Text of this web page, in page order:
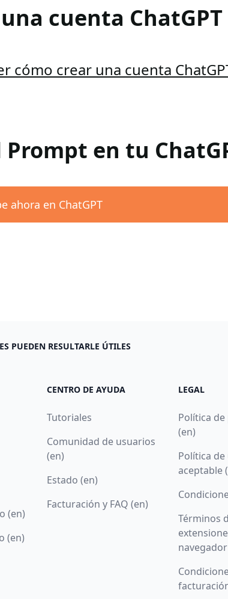
cuenta ChatGPT
cómo crear una cuenta
en tu
ahora en ChatGPT
PUEDEN RESULTARLE ÚTILES
(en)
(en)
CENTRO DE AYUDA
Tutoriales
Comunidad de usuarios
(en)
Estado (en)
Facturación y FAQ (en)
LEGAL
Política
(en)
Política de
aceptable
Términos